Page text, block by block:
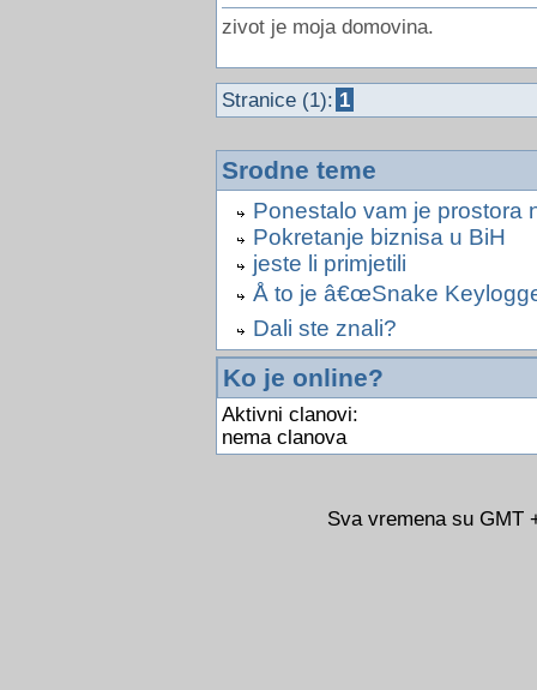
zivot je moja domovina.
Stranice (1): 1
Srodne teme
Ponestalo vam je prostora
Pokretanje biznisa u BiH
jeste li primjetili
Å to je â€œSnake
Dali ste znali?
Ko je online?
Aktivni clanovi:
nema clanova
Sva vremena su GMT